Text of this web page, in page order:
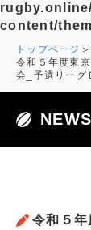
content/
トップページ
令和５年度東
会_予選リーグ
令和５年